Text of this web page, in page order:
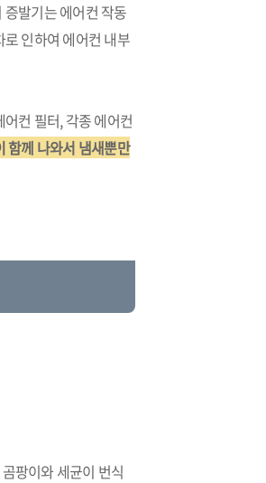
발기는 에어컨 작동
인하여 에어컨 내부
컨 필터, 각종 에어컨
함께 나와서 냄새뿐만
팡이와 세균이 번식